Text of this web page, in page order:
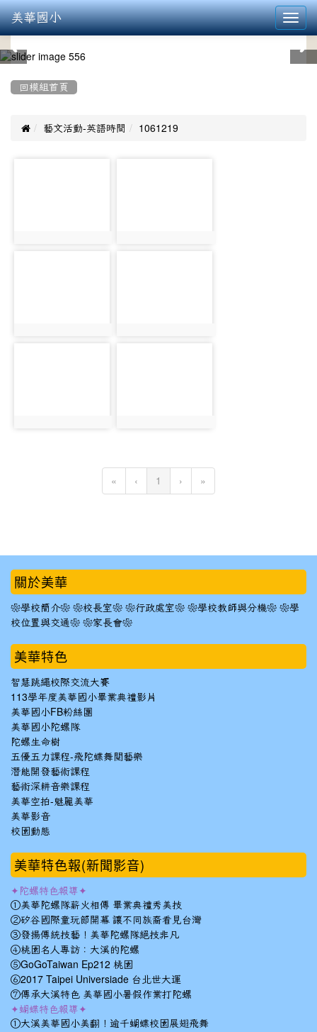
美華國小
回模組首頁
 藝文活動-英語時間 1061219
« ‹ 1 (current)
› »
::: 關於美華
❀學校簡介❀ ❀校長室❀ ❀行政處室❀ ❀學校教師與分機❀ ❀學
校位置與交通❀ ❀家長會❀
美華特色
智慧跳繩校際交流大賽
113學年度美華國小畢業典禮影片
美華國小FB粉絲團
美華國小陀螺隊
陀螺生命樹
五優五力課程-飛陀蝶舞閱藝樂
潛能開發藝術課程
藝術深耕音樂課程
美華空拍-魅麗美華
美華影音
校園動態
美華特色報(新聞影音)
✦陀螺特色報導✦
①美華陀螺隊薪火相傳 畢業典禮秀美技
②矽谷國際童玩節開幕 讓不同族裔看見台灣
③發揚傳統技藝！美華陀螺隊絕技非凡
④桃園名人專訪：大溪的陀螺
⑤GoGoTaiwan Ep212 桃園
⑥2017 Taipei Universiade 台北世大運
⑦傳承大溪特色 美華國小暑假作業打陀螺
✦蝴蝶特色報導✦
①大溪美華國小美翻！逾千蝴蝶校園展翅飛舞